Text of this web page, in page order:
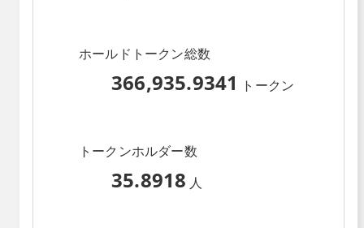
ホールドトークン総数
366,935.9341 トークン
トークンホルダー数
35.8918 人